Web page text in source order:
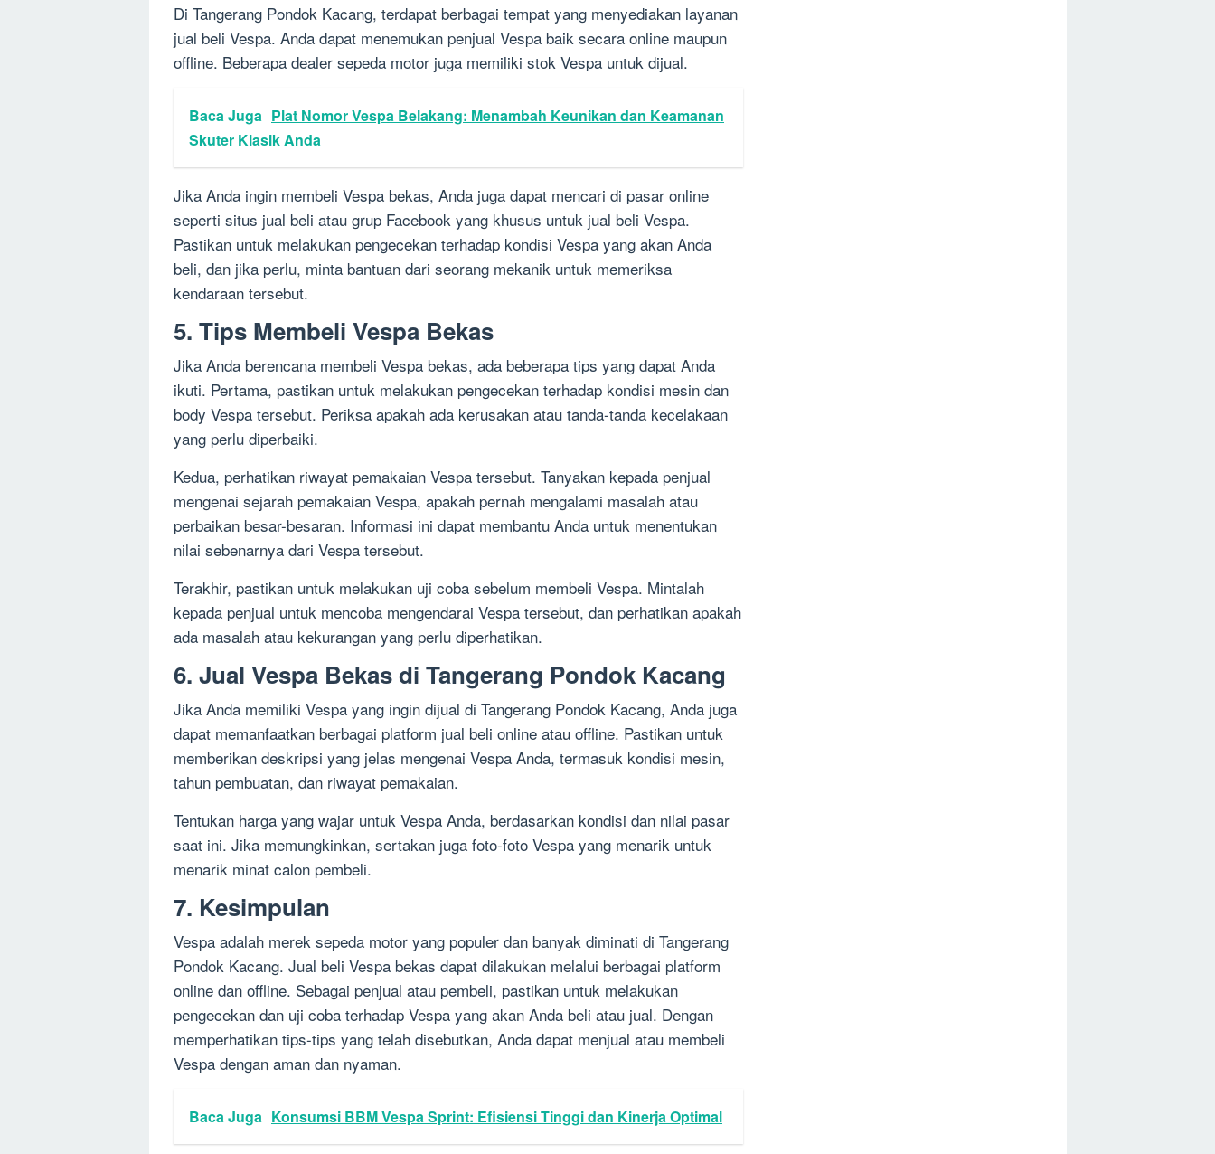
Di Tangerang Pondok Kacang, terdapat berbagai tempat yang menyediakan layanan
jual beli Vespa. Anda dapat menemukan penjual Vespa baik secara online maupun
offline. Beberapa dealer sepeda motor juga memiliki stok Vespa untuk dijual.
Baca Juga Plat Nomor Vespa Belakang: Menambah Keunikan dan Keamanan
Skuter Klasik Anda
Jika Anda ingin membeli Vespa bekas, Anda juga dapat mencari di pasar online
seperti situs jual beli atau grup Facebook yang khusus untuk jual beli Vespa.
Pastikan untuk melakukan pengecekan terhadap kondisi Vespa yang akan Anda
beli, dan jika perlu, minta bantuan dari seorang mekanik untuk memeriksa
kendaraan tersebut.
5. Tips Membeli Vespa Bekas
Jika Anda berencana membeli Vespa bekas, ada beberapa tips yang dapat Anda
ikuti. Pertama, pastikan untuk melakukan pengecekan terhadap kondisi mesin dan
body Vespa tersebut. Periksa apakah ada kerusakan atau tanda-tanda kecelakaan
yang perlu diperbaiki.
Kedua, perhatikan riwayat pemakaian Vespa tersebut. Tanyakan kepada penjual
mengenai sejarah pemakaian Vespa, apakah pernah mengalami masalah atau
perbaikan besar-besaran. Informasi ini dapat membantu Anda untuk menentukan
nilai sebenarnya dari Vespa tersebut.
Terakhir, pastikan untuk melakukan uji coba sebelum membeli Vespa. Mintalah
kepada penjual untuk mencoba mengendarai Vespa tersebut, dan perhatikan apakah
ada masalah atau kekurangan yang perlu diperhatikan.
6. Jual Vespa Bekas di Tangerang Pondok Kacang
Jika Anda memiliki Vespa yang ingin dijual di Tangerang Pondok Kacang, Anda juga
dapat memanfaatkan berbagai platform jual beli online atau offline. Pastikan untuk
memberikan deskripsi yang jelas mengenai Vespa Anda, termasuk kondisi mesin,
tahun pembuatan, dan riwayat pemakaian.
Tentukan harga yang wajar untuk Vespa Anda, berdasarkan kondisi dan nilai pasar
saat ini. Jika memungkinkan, sertakan juga foto-foto Vespa yang menarik untuk
menarik minat calon pembeli.
7. Kesimpulan
Vespa adalah merek sepeda motor yang populer dan banyak diminati di Tangerang
Pondok Kacang. Jual beli Vespa bekas dapat dilakukan melalui berbagai platform
online dan offline. Sebagai penjual atau pembeli, pastikan untuk melakukan
pengecekan dan uji coba terhadap Vespa yang akan Anda beli atau jual. Dengan
memperhatikan tips-tips yang telah disebutkan, Anda dapat menjual atau membeli
Vespa dengan aman dan nyaman.
Baca Juga Konsumsi BBM Vespa Sprint: Efisiensi Tinggi dan Kinerja Optimal